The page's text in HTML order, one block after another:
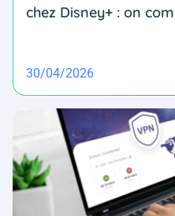
chez Disney+ : on
30/04/2026